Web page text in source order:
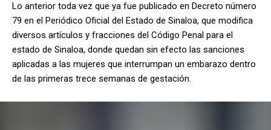
Lo anterior toda vez que ya fue publicado en Decreto número
79 en el Periódico Oficial del Estado de Sinaloa, que modifica
diversos artículos y fracciones del Código Penal para el
estado de Sinaloa, donde quedan sin efecto las sanciones
aplicadas a las mujeres que interrumpan un embarazo dentro
de las primeras trece semanas de gestación.